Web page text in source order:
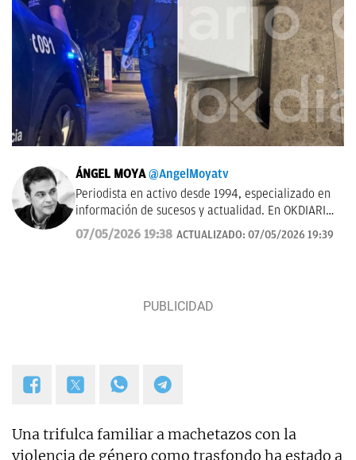
ÁNGEL MOYA @AngelMoyatv
Periodista en activo desde 1994, especializado en
información de sucesos y actualidad. En OKDIARIO
desde el año 2018. Fui redactor del Diario de Las
Palmas, pasé por los Informativos de Telecinco, me
hasta el año 2019 y desde entonces colaboro con
libros "Los reyes latinos", "Red de mentiras" y "Tras
el muro".
07/05/2026 19:38 ACTUALIZADO: 07/05/2026 19:39
Una trifulca familiar a machetazos con la
violencia de género como trasfondo ha estado a